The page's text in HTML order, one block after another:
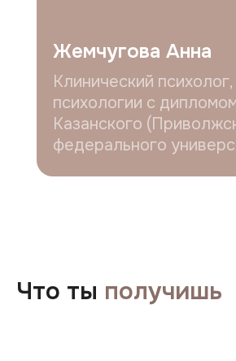
Жемчугова Анна
Клинический
психологии с
Казанского
федерального
Что ты получишь